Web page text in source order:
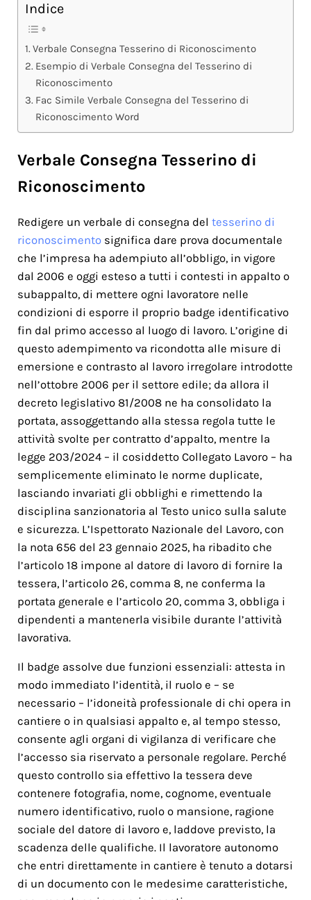
Indice
Verbale Consegna Tesserino di Riconoscimento
Esempio di Verbale Consegna del Tesserino di
Riconoscimento
Fac Simile Verbale Consegna del Tesserino di
Riconoscimento Word
Verbale Consegna Tesserino di
Riconoscimento
Redigere un verbale di consegna del tesserino di
riconoscimentosignifica dare prova documentale
che l’impresa ha adempiuto all’obbligo, in vigore
dal 2006 e oggi esteso a tutti i contesti in appalto o
subappalto, di mettere ogni lavoratore nelle
condizioni di esporre il proprio badge identificativo
fin dal primo accesso al luogo di lavoro. L’origine di
questo adempimento va ricondotta alle misure di
emersione e contrasto al lavoro irregolare introdotte
nell’ottobre 2006 per il settore edile; da allora il
decreto legislativo 81/2008 ne ha consolidato la
portata, assoggettando alla stessa regola tutte le
attività svolte per contratto d’appalto, mentre la
legge 203/2024 – il cosiddetto Collegato Lavoro – ha
semplicemente eliminato le norme duplicate,
lasciando invariati gli obblighi e rimettendo la
disciplina sanzionatoria al Testo unico sulla salute
e sicurezza. L’Ispettorato Nazionale del Lavoro, con
la nota 656 del 23 gennaio 2025, ha ribadito che
l’articolo 18 impone al datore di lavoro di fornire la
tessera, l’articolo 26, comma 8, ne conferma la
portata generale e l’articolo 20, comma 3, obbliga i
dipendenti a mantenerla visibile durante l’attività
lavorativa.
Il badge assolve due funzioni essenziali: attesta in
modo immediato l’identità, il ruolo e – se
necessario – l’idoneità professionale di chi opera in
cantiere o in qualsiasi appalto e, al tempo stesso,
consente agli organi di vigilanza di verificare che
l’accesso sia riservato a personale regolare. Perché
questo controllo sia effettivo la tessera deve
contenere fotografia, nome, cognome, eventuale
numero identificativo, ruolo o mansione, ragione
sociale del datore di lavoro e, laddove previsto, la
scadenza delle qualifiche. Il lavoratore autonomo
che entri direttamente in cantiere è tenuto a dotarsi
di un documento con le medesime caratteristiche,